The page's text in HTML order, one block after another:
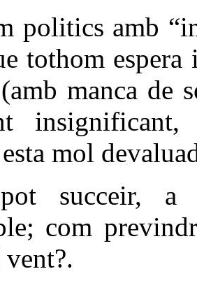
politics amb
tothom
manca de
mol
succeir, a
com